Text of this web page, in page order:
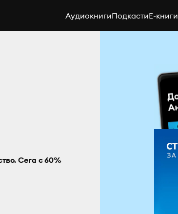
АудиокнигиПодкастиE-книги
Сега с 60%